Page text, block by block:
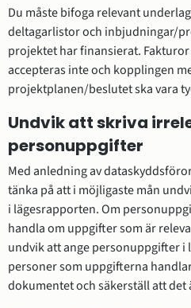
Du måste bifoga relevant
deltagarlistor och inbjudningar/
projektet har finansierat.
accepteras inte och kopplingen
projektplanen/beslutet ska vara
Undvik att skriva
personuppgifter
Med anledning av
tänka på att i möjligaste mån
i lägesrapporten. Om
handla om uppgifter som är
undvik att ange personuppgifter i
personer som uppgifterna
dokumentet och säkerställ att det